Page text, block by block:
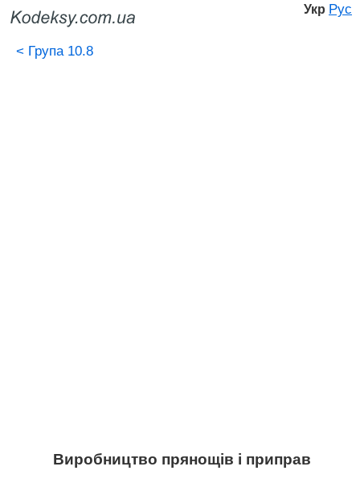
Укр Рус
< Група 10.8
Виробництво прянощів і приправ